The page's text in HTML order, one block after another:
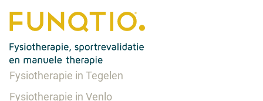
Fysiotherapie in Tegelen
Fysiotherapie in Venlo